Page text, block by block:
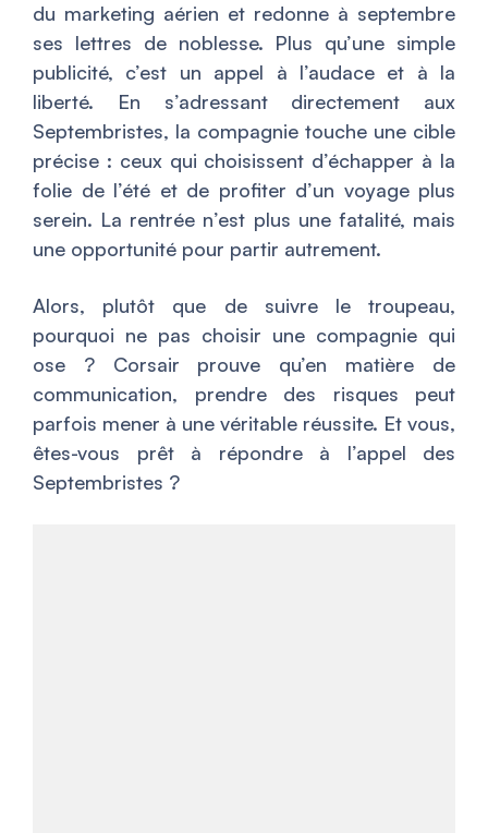
du marketing aérien et redonne à septembre
ses lettres de noblesse. Plus qu’une simple
publicité, c’est un appel à l’audace et à la
liberté. En s’adressant directement aux
Septembristes, la compagnie touche une cible
précise : ceux qui choisissent d’échapper à la
folie de l’été et de profiter d’un voyage plus
serein. La rentrée n’est plus une fatalité, mais
une opportunité pour partir autrement.
Alors, plutôt que de suivre le troupeau,
pourquoi ne pas choisir une compagnie qui
ose ? Corsair prouve qu’en matière de
communication, prendre des risques peut
parfois mener à une véritable réussite. Et vous,
êtes-vous prêt à répondre à l’appel des
Septembristes ?